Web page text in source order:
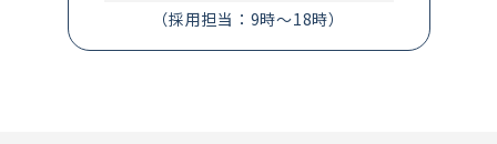
（採用担当：9時～18時）